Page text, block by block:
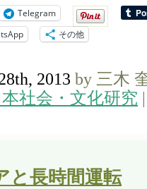
Telegram
その他
2013 by 三木
本社会・文化研究
と長時間運転